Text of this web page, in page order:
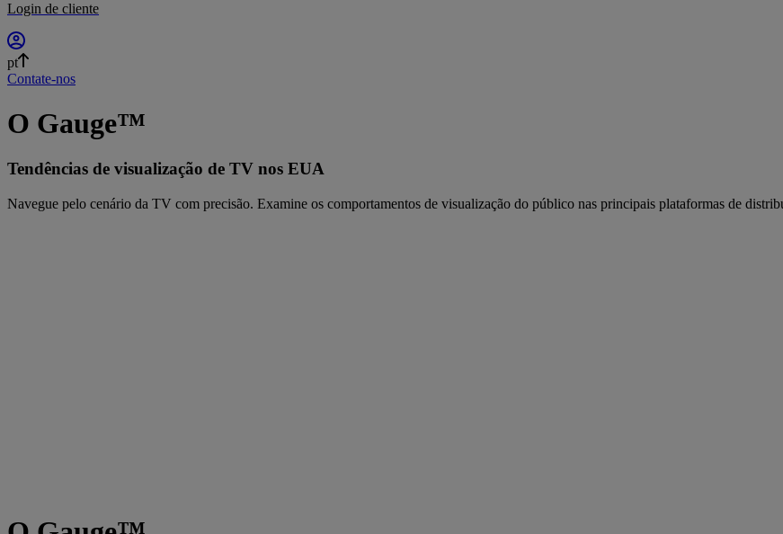
Login de cliente
pt
Contate-nos
O Gauge™
Tendências de visualização de TV nos EUA
Navegue pelo cenário da TV com precisão. Examine os comportamentos de visualização do público nas principais plataformas de